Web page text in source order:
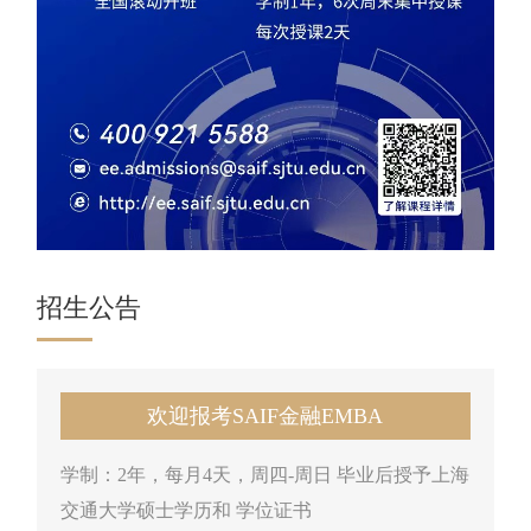
招生公告
欢迎报考SAIF金融EMBA
学制：2年，每月4天，周四-周日 毕业后授予上海
交通大学硕士学历和 学位证书